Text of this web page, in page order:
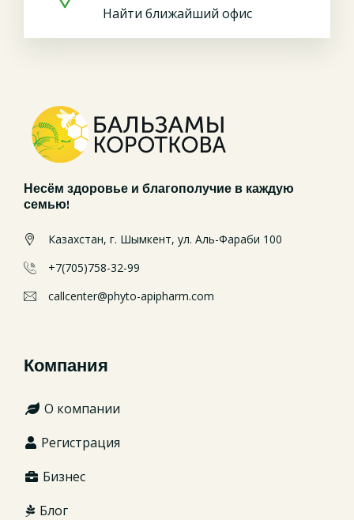
Найти ближайший офис
Несём здоровье и благополучие в каждую
семью!
Казахстан, г. Шымкент, ул. Аль-Фараби 100
+7(705)758-32-99
callcenter@phyto-apipharm.com
Компания
О компании
Регистрация
Бизнес
Блог